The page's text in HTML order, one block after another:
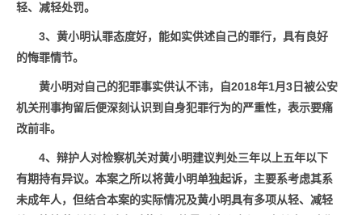
轻、减轻处罚。
3、 黄小明认罪态度好，能如实供述自己的罪行，具有良好
的悔罪情节。
黄小明对自己的犯罪事实供认不讳，自2018年1月3日被公安
机关刑事拘留后便深刻认识到自身犯罪行为的严重性，表示要痛
改前非。
4、辩护人对检察机关对黄小明建议判处三年以上五年以下
有期持有异议。本案之所以将黄小明单独起诉，主要系考虑其系
未成年人，但结合本案的实际情况及黄小明具有多项从轻、减轻